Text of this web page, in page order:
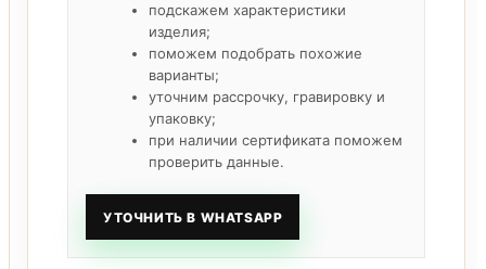
подскажем характеристики
изделия;
поможем подобрать похожие
варианты;
уточним рассрочку, гравировку и
упаковку;
при наличии сертификата поможем
проверить данные.
УТОЧНИТЬ В WHATSAPP